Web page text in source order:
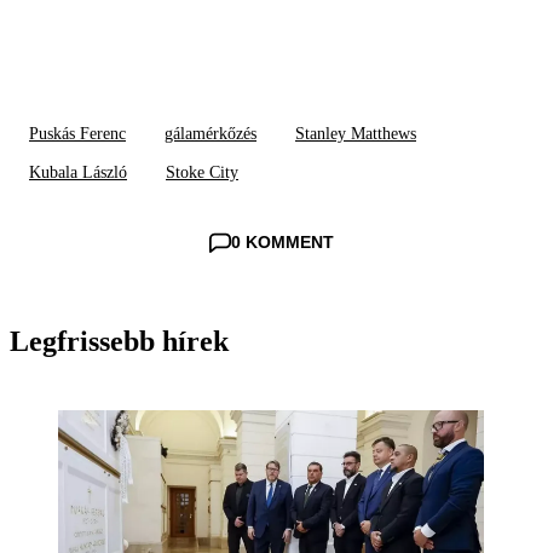
Puskás Ferenc gálamérkőzés Stanley Matthews
Kubala László Stoke City
0 KOMMENT
Legfrissebb hírek